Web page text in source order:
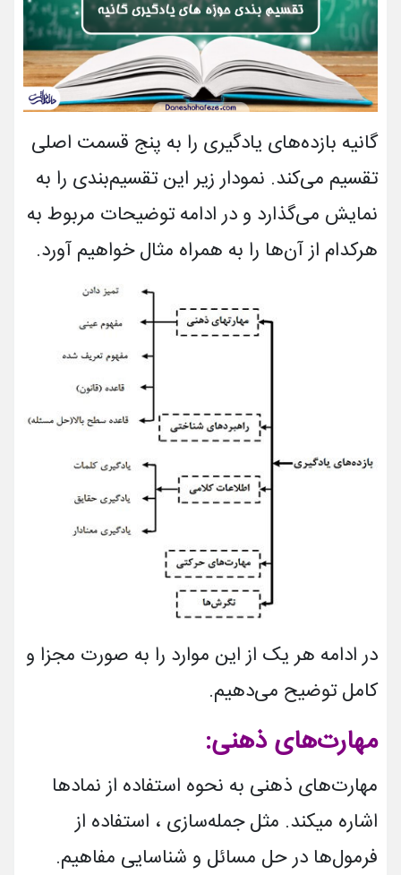
گانیه بازده­‌های یادگیری را به پنج قسمت اصلی
تقسیم می‌­کند. نمودار زیر این تقسیم­‌بندی را به
نمایش می‌­گذارد و در ادامه توضیحات مربوط به
هرکدام از آن‌ها را به همراه مثال خواهیم آورد.
در ادامه هر یک از این موارد را به صورت مجزا و
کامل توضیح می‌­دهیم.
مهارت‌های ذهنی:
مهارت‌های ذهنی به نحوه استفاده از نمادها
اشاره می­کند. مثل جمله‌سازی ، استفاده از
فرمول‌ها در حل مسائل و شناسایی مفاهیم.